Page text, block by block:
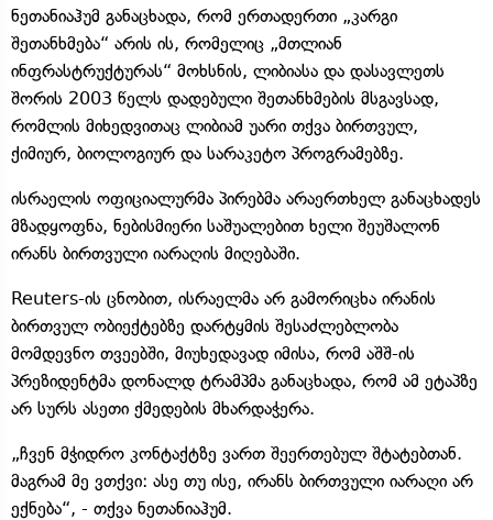
ნეთანიაჰუმ განაცხადა, რომ ერთადერთი „კარგი
შეთანხმება“ არის ის, რომელიც „მთლიან
ინფრასტრუქტურას“ მოხსნის, ლიბიასა და დასავლეთს
შორის 2003 წელს დადებული შეთანხმების მსგავსად,
რომლის მიხედვითაც ლიბიამ უარი თქვა ბირთვულ,
ქიმიურ, ბიოლოგიურ და სარაკეტო პროგრამებზე.
ისრაელის ოფიციალურმა პირებმა არაერთხელ განაცხადეს
მზადყოფნა, ნებისმიერი საშუალებით ხელი შეუშალონ
ირანს ბირთვული იარაღის მიღებაში.
Reuters-ის ცნობით, ისრაელმა არ გამორიცხა ირანის
ბირთვულ ობიექტებზე დარტყმის შესაძლებლობა
მომდევნო თვეებში, მიუხედავად იმისა, რომ აშშ-ის
პრეზიდენტმა დონალდ ტრამპმა განაცხადა, რომ ამ ეტაპზე
არ სურს ასეთი ქმედების მხარდაჭერა.
„ჩვენ მჭიდრო კონტაქტზე ვართ შეერთებულ შტატებთან.
მაგრამ მე ვთქვი: ასე თუ ისე, ირანს ბირთვული იარაღი არ
ექნება“, - თქვა ნეთანიაჰუმ.